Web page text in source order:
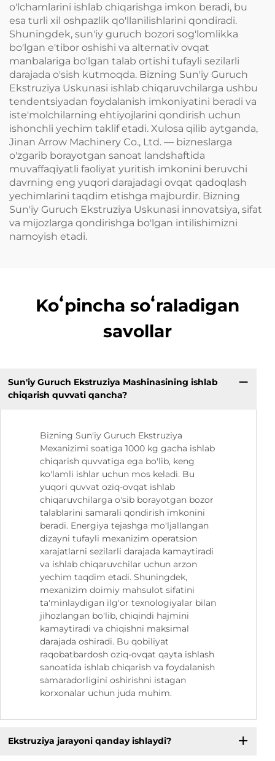
o'lchamlarini ishlab chiqarishga imkon beradi, bu
esa turli xil oshpazlik qo'llanilishlarini qondiradi.
Shuningdek, sun'iy guruch bozori sog'lomlikka
bo'lgan e'tibor oshishi va alternativ ovqat
manbalariga bo'lgan talab ortishi tufayli sezilarli
darajada o'sish kutmoqda. Bizning Sun'iy Guruch
Ekstruziya Uskunasi ishlab chiqaruvchilarga ushbu
tendentsiyadan foydalanish imkoniyatini beradi va
iste'molchilarning ehtiyojlarini qondirish uchun
ishonchli yechim taklif etadi. Xulosa qilib aytganda,
Jinan Arrow Machinery Co., Ltd. — bizneslarga
o'zgarib borayotgan sanoat landshaftida
muvaffaqiyatli faoliyat yuritish imkonini beruvchi
davrning eng yuqori darajadagi ovqat qadoqlash
yechimlarini taqdim etishga majburdir. Bizning
Sun'iy Guruch Ekstruziya Uskunasi innovatsiya, sifat
va mijozlarga qondirishga bo'lgan intilishimizni
namoyish etadi.
Koʻpincha soʻraladigan
savollar
Sun'iy Guruch Ekstruziya Mashinasining ishlab
chiqarish quvvati qancha?
Bizning Sun'iy Guruch Ekstruziya
Mexanizimi soatiga 1000 kg gacha ishlab
chiqarish quvvatiga ega bo'lib, keng
ko'lamli ishlar uchun mos keladi. Bu
yuqori quvvat oziq-ovqat ishlab
chiqaruvchilarga o'sib borayotgan bozor
talablarini samarali qondirish imkonini
beradi. Energiya tejashga mo'ljallangan
dizayni tufayli mexanizim operatsion
xarajatlarni sezilarli darajada kamaytiradi
va ishlab chiqaruvchilar uchun arzon
yechim taqdim etadi. Shuningdek,
mexanizim doimiy mahsulot sifatini
ta'minlaydigan ilg'or texnologiyalar bilan
jihozlangan bo'lib, chiqindi hajmini
kamaytiradi va chiqishni maksimal
darajada oshiradi. Bu qobiliyat
raqobatbardosh oziq-ovqat qayta ishlash
sanoatida ishlab chiqarish va foydalanish
samaradorligini oshirishni istagan
korxonalar uchun juda muhim.
Ekstruziya jarayoni qanday ishlaydi?